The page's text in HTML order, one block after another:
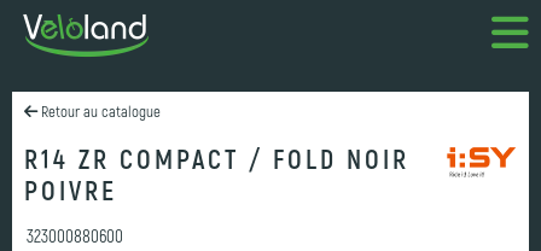
Retour au catalogue
R14 ZR COMPACT / FOLD NOIR
POIVRE
323000880600